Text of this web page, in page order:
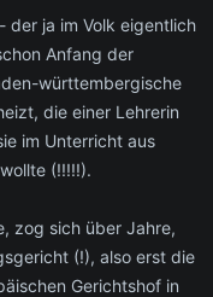
der ja im Volk eigentlich
Anfang der
württembergische
die einer Lehrerin
im Unterricht aus
(!!!!!).
zog sich über Jahre,
(!), also erst die
Gerichtshof in